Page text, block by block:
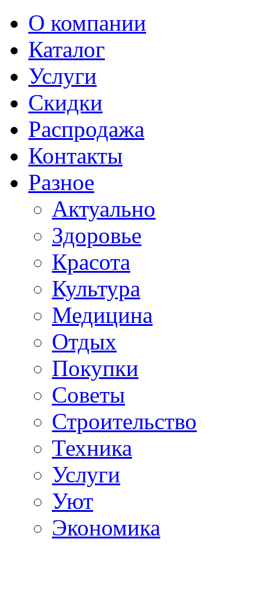
О компании
Каталог
Услуги
Скидки
Распродажа
Контакты
Разное
Актуально
Здоровье
Красота
Культура
Медицина
Отдых
Покупки
Советы
Строительство
Техника
Услуги
Уют
Экономика